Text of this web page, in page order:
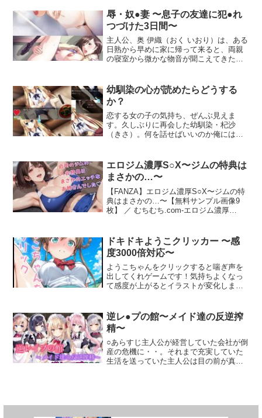
みAI使用）…
辱・奴●妻 〜息子の友達に犯●れ
つづけた3日間〜
主人公、奥 伊織（おく いおり）は、ある
日熟から早めに家に帰って来ると、両親
の寝室から微かな物音が聞こえてきた。
を重ねあっていた。主人公が見ているこ
とにも気付かずベッドを軋ませ悦楽を貪
る二人。母親と親友に裏切られたという
強い負の感情が伊織を包む。そんな中
「僕もアイツと同じ事を……」そう思っ
た瞬間に脳裏に浮かんだのは、親友の母
する思い……。それを感じた時から、伊
織にとっての濃い官能の夏が始まった。
さらに詳しい内容はサイト「お尻で（プ
リリン）旅人の部屋」の特設ページでご
覧頂けます。
幼馴染の心が読めたらどうする
か？
恋する女の子の気持ち、ぜんぶ見えま
す。久しぶりに再会した幼馴染・杞沙
（きさ）。何を話せばいいのか俺にはさ
は俺のことが好きらしい。そして……エ
ッチもしてみたいらしい。相手の気持ち
が読めるから恋愛は超イージーモード。
したいこともされたいことも全部わか
る。この恋に失敗はありえない！ ……よ
な？だだ漏れデレパシーADV！★
CG16枚＋差分多数★ CGモード・回想モ
ードあり★ 画面サイズ1024x768★ 既読
スキップや自動再生など基本的なシステ
ムを完備
エロジム濃厚S○X〜ジムの特典は
まさかの…〜
【FANZA】エロジム濃厚S○X〜ジムの特
典はまさかの…〜【無料サンプル画像9
枚】 ／ むちむち.com-エロジム濃厚
前のフィットネスジム。体…
ドキドキようこクリッカー 〜感
度3000倍対応〜
ようこちゃんをクリックすると喘ぎ声を
出してくれゲームです！気持ちよくなっ
て感度が上がるとイラストが変化しま
左クリックすると感度が上がり喘ぎ声を
出します。CV:龍涎にこみ■作品概要・作
品形式:クリッカーゲーム・CG枚数:5枚■
制作環境RPGツクールMZ※本作はAIで作
られた絵を加筆、演出を追加し制作して
おります。©Gotcha Gotcha Games
逆レ●プの館〜メイド達の反逆搾
精〜
○あらすじ主人公が経営していた会社が倒
産の危機に・・。それまで充実していた
生活を送っていた主人公は目の前が真っ
危機と屋敷の旦那様である主人公が雇っ